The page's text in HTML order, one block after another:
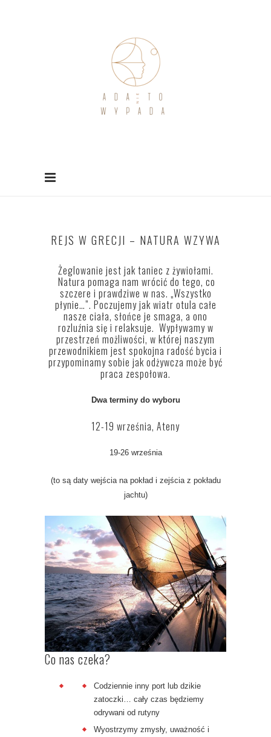
REJS W GRECJI – NATURA WZYWA
Żeglowanie jest jak taniec z żywiołami.
Natura pomaga nam wrócić do tego, co
szczere i prawdziwe w nas. „Wszystko
płynie…”. Poczujemy jak wiatr otula całe
nasze ciała, słońce je smaga, a ono
rozluźnia się i relaksuje. Wypływamy w
przestrzeń możliwości, w której naszym
przewodnikiem jest spokojna radość bycia i
przypominamy sobie jak odżywcza może być
praca zespołowa.
Dwa terminy do wyboru
12-19 września, Ateny
19-26 września
(to są daty wejścia na pokład i zejścia z pokładu
jachtu)
Co nas czeka?
Codziennie inny port lub dzikie
zatoczki… cały czas będziemy
odrywani od rutyny
Wyostrzymy zmysły, uważność i